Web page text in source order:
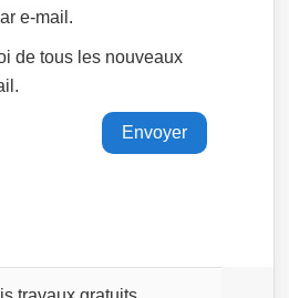
e-mail.
de tous les nouveaux